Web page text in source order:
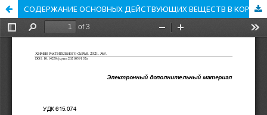
СОДЕРЖАНИЕ ОСНОВНЫХ ДЕЙСТВУЮЩИХ ВЕЩЕСТВ В КОРНЯХ ПРИРОДНОГО И ИНТРОДУЦИРОВАННОГО РАСТЕНИЯ SAPOSHNIKOVIA DIVARICATA (TURCZ.) SCHISCHK.